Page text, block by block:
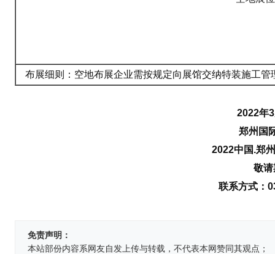
布展细则：空地布展企业需按规定向展馆交纳特装施工
2022年
郑州国
2022中国.郑
敬请
联系方式：
免责声明：
本站部份内容系网友自发上传与转载，不代表本网赞同其观点；